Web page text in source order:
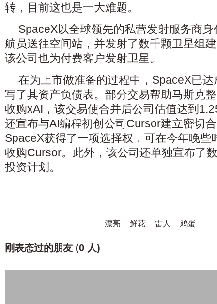
转，目前这也是一大难题。
SpaceX以全球领先的私营发射服务商
航员送往空间站，并发射了数千颗卫星组
该公司也为付费客户发射卫星。
在为上市做准备的过程中，SpaceX已
写了其资产负债表。部分交易帮助马斯克
收购xAI，该交易使合并后公司估值达到
还宣布与AI编程初创公司Cursor建立密切
SpaceX获得了一项选择权，可在今年晚些
收购Cursor。此外，该公司还单独宣布了
投资计划。
漂亮 鲜花 雷人 鸡蛋
刚表态过的朋友 (0 人)